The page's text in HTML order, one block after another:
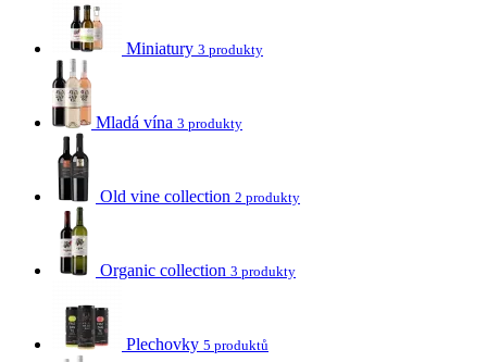
Miniatury 3 produkty
Mladá vína 3 produkty
Old vine collection 2 produkty
Organic collection 3 produkty
Plechovky 5 produktů